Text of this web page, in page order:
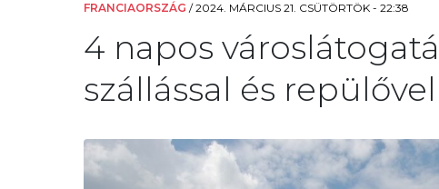
FRANCIAORSZÁG /2024. MÁRCIUS 21. CSÜTÖRTÖK - 22:38
4 napos
szállással és